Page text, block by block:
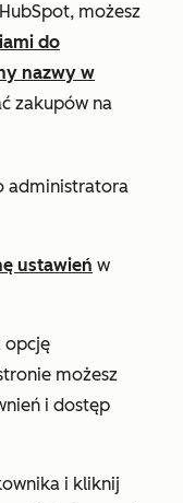
możesz
do
nazwy w
zakupów na
administratora
ustawień w
opcję
możesz
i dostęp
i kliknij